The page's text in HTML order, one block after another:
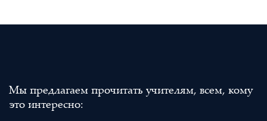
Мы предлагаем прочитать учителям, всем, кому
это интересно: